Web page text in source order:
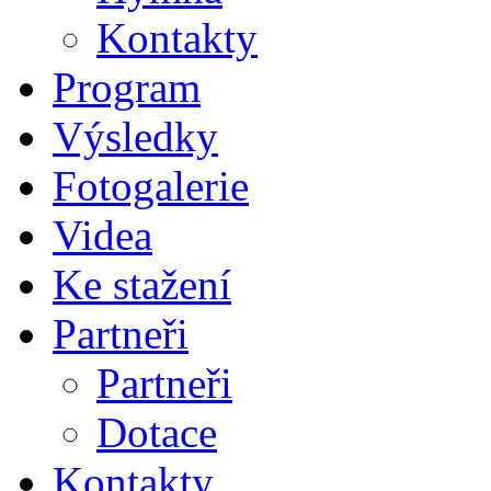
Kontakty
Program
Výsledky
Fotogalerie
Videa
Ke stažení
Partneři
Partneři
Dotace